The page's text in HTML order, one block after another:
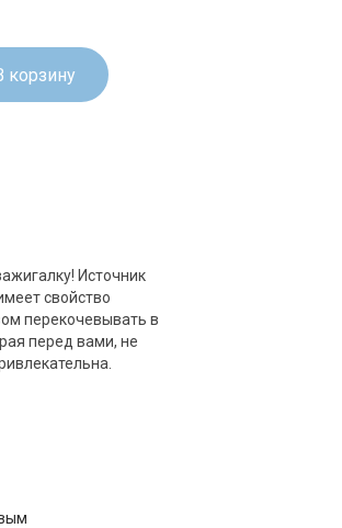
корзину
Источник
свойство
перекочевывать в
перед вами, не